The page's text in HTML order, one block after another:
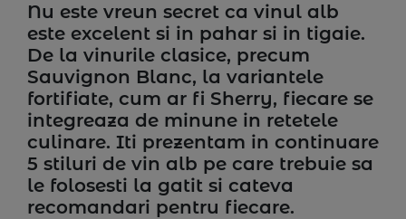
Nu este vreun secret ca vinul alb
este excelent si in pahar si in tigaie.
De la vinurile clasice, precum
Sauvignon Blanc, la variantele
fortifiate, cum ar fi Sherry, fiecare se
integreaza de minune in retetele
culinare. Iti prezentam in continuare
5 stiluri de vin alb pe care trebuie sa
le folosesti la gatit si cateva
recomandari pentru fiecare.